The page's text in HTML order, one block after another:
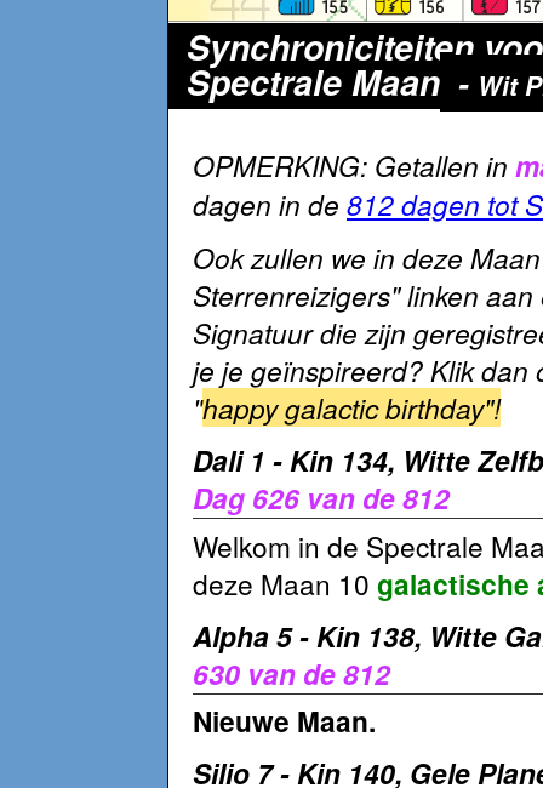
Synchroniciteiten
Spectrale Maan - Wit
OPMERKING: Getallen in
dagen in de 812 dagen tot
Ook zullen we in deze
Sterrenreizigers" linken
Signatuur die zijn
je je geïnspireerd? Klik dan
"happy galactic birthday"!
Dali 1 - Kin 134, Witte
Dag 626 van de 812
Welkom in de Spectrale
deze Maan 10 galactische
Alpha 5 - Kin 138, Witte
630 van de 812
Nieuwe Maan.
Silio 7 - Kin 140, Gele